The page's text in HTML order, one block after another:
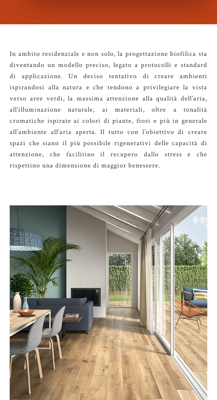
In ambito residenziale e non solo, la progettazione biofilica sta
diventando un modello preciso, legato a protocolli e standard
di applicazione. Un deciso tentativo di creare ambienti
ispirandosi alla natura e che tendono a privilegiare la vista
verso aree verdi, la massima attenzione alla qualità dell’aria,
all’illuminazione naturale, ai materiali, oltre a tonalità
cromatiche ispirate ai colori di piante, fiori e più in generale
all’ambiente all’aria aperta. Il tutto con l’obiettivo di creare
spazi che siano il più possibile rigenerativi delle capacità di
attenzione, che facilitino il recupero dallo stress e che
rispettino una dimensione di maggior benessere.